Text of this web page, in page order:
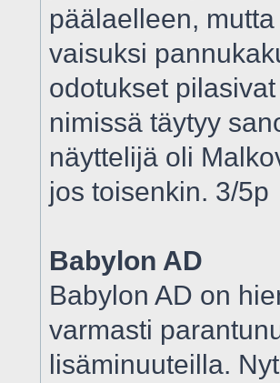
päälaelleen,
vaisuksi
odotukset
nimissä täytyy
näyttelijä oli
jos toisenkin. 3/5p
Babylon AD
Babylon AD on
varmasti
lisäminuuteilla.